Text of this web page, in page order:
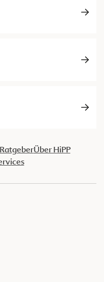
RatgeberÜber HiPP